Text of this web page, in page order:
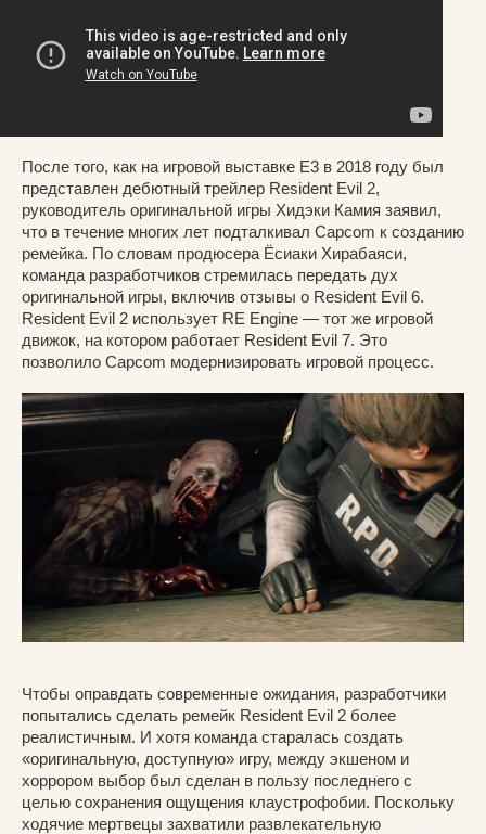
После того, как на игровой выставке E3 в 2018 году был
представлен дебютный трейлер Resident Evil 2,
руководитель оригинальной игры Хидэки Камия заявил,
что в течение многих лет подталкивал Capcom к созданию
ремейка. По словам продюсера Ёcиаки Хирабаяси,
команда разработчиков стремилась передать дух
оригинальной игры, включив отзывы о Resident Evil 6.
Resident Evil 2 использует RE Engine — тот же игровой
движок, на котором работает Resident Evil 7. Это
позволило Capcom модернизировать игровой процесс.
Чтобы оправдать современные ожидания, разработчики
попытались сделать ремейк Resident Evil 2 более
реалистичным. И хотя команда старалась создать
«оригинальную, доступную» игру, между экшеном и
хоррором выбор был сделан в пользу последнего с
целью сохранения ощущения клаустрофобии. Поскольку
ходячие мертвецы захватили развлекательную